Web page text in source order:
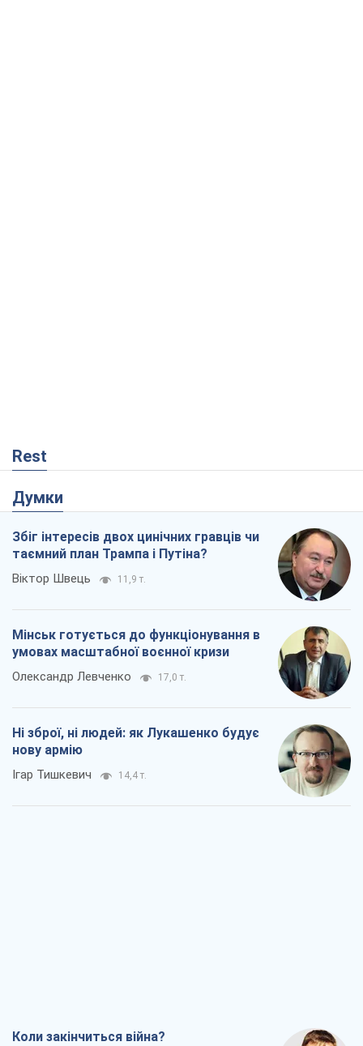
Rest
Думки
Збіг інтересів двох цинічних гравців чи
таємний план Трампа і Путіна?
Віктор Швець 11,9 т.
Мінськ готується до функціонування в
умовах масштабної воєнної кризи
Олександр Левченко 17,0 т.
Ні зброї, ні людей: як Лукашенко будує
нову армію
Ігар Тишкевич 14,4 т.
Коли закінчиться війна?